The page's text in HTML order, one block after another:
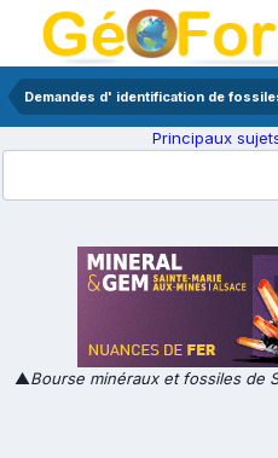
Demandes d' identification de
Principaux
▲Bourse minéraux et fossiles de